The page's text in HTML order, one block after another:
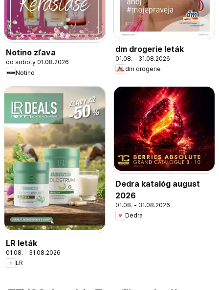
Notino zľava
od soboty 01.08.2026
Notino
dm drogerie leták
01.08. - 31.08.2026
dm drogerie
LR leták
01.08. - 31.08.2026
LR
Dedra katalóg august
2026
01.08. - 31.08.2026
Dedra